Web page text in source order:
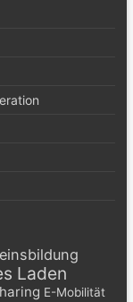
Laden
E-Mobilität